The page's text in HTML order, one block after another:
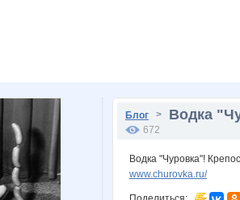
Блог > Водка
672
Водка "Чуровка"!
www.churovka.ru/